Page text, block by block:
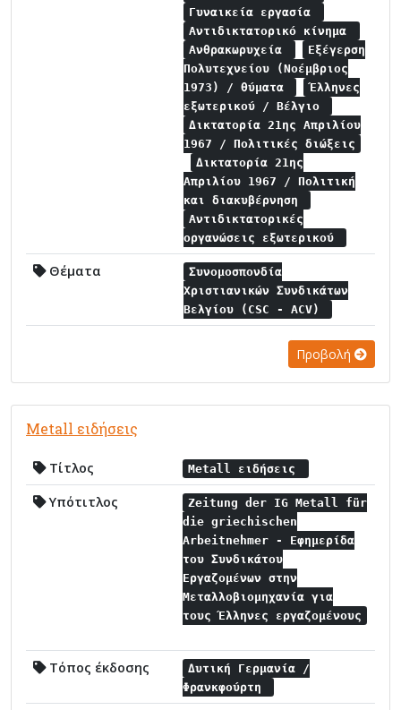
Γυναικεία εργασία
Αντιδικτατορικό κίνημα
Ανθρακωρυχεία
Εξέγερση
Πολυτεχνείου (Νοέμβριος
1973) / θύματα
Έλληνες
εξωτερικού / Βέλγιο
Δικτατορία 21ης Απριλίου
1967 / Πολιτικές διώξεις
Δικτατορία 21ης
Απριλίου 1967 / Πολιτική
και διακυβέρνηση
Αντιδικτατορικές
οργανώσεις εξωτερικού
Θέματα
Συνομοσπονδία
Χριστιανικών Συνδικάτων
Βελγίου (CSC - ACV)
Προβολή
Metall ειδήσεις
Τίτλος Metall ειδήσεις
Υπότιτλος
Zeitung der IG Metall für
die griechischen
Arbeitnehmer - Εφημερίδα
του Συνδικάτου
Εργαζομένων στην
Μεταλλοβιομηχανία για
τους Έλληνες εργαζομένους
Τόπος έκδοσης
Δυτική Γερμανία /
Φρανκφούρτη